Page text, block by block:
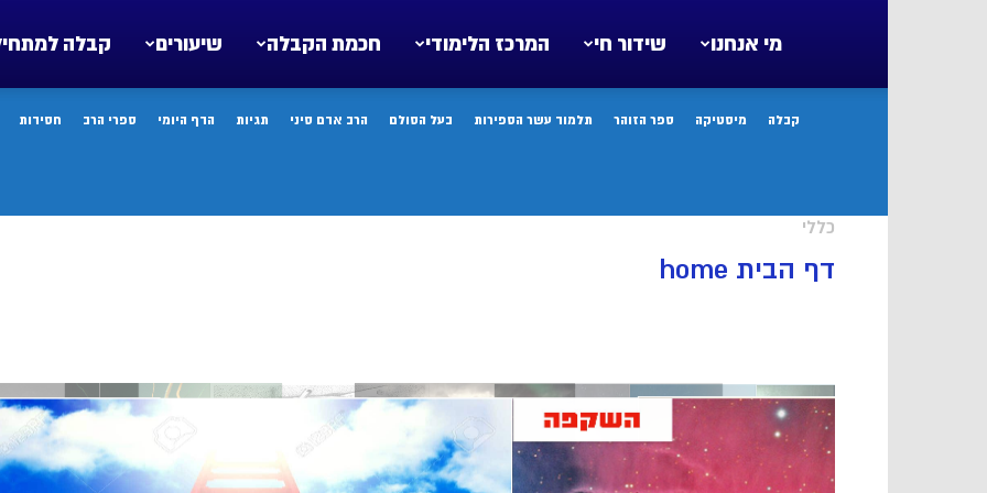
קבלה שיעורים חכמת הקבלה המרכז הלימודי שידור חי מי אנחנו
קבלה מיסטיקה ספר הזוהר תלמוד עשר הספירות בעל הסולם הרב אדם סיני תגיות הדף היומי ספרי הרב חסידות
כללי
דף הבית home